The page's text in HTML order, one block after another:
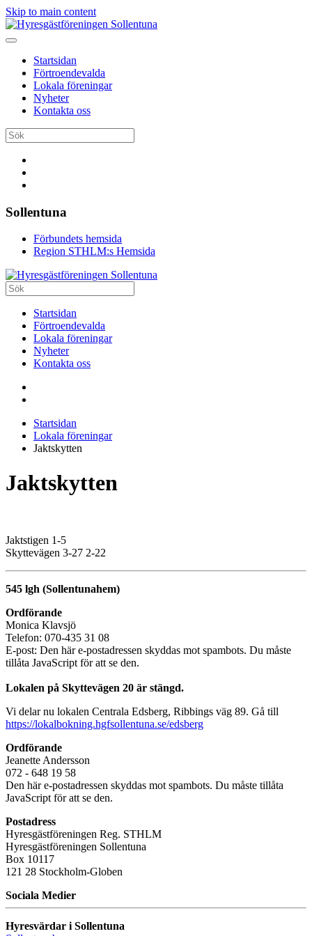
Skip to main content
Startsidan
Förtroendevalda
Lokala föreningar
Nyheter
Kontakta oss
Sollentuna
Förbundets hemsida
Region STHLM:s Hemsida
Startsidan
Förtroendevalda
Lokala föreningar
Nyheter
Kontakta oss
Startsidan
Lokala föreningar
Jaktskytten
Jaktskytten
Jaktstigen 1-5
Skyttevägen 3-27 2-22
545 lgh (Sollentunahem)
Ordförande
Monica Klavsjö
Telefon: 070-435 31 08
E-post: Den här e-postadressen skyddas mot spambots. Du måste
tillåta JavaScript för att se den.
Lokalen på Skyttevägen 20 är stängd.
Vi delar nu lokalen Centrala Edsberg, Ribbings väg 89. Gå till
https://lokalbokning.hgfsollentuna.se/edsberg
Ordförande
Jeanette Andersson
072 - 648 19 58
Den här e-postadressen skyddas mot spambots. Du måste tillåta
JavaScript för att se den.
Postadress
Hyresgästföreningen Reg. STHLM
Hyresgästföreningen Sollentuna
Box 10117
121 28 Stockholm-Globen
Sociala Medier
Hyresvärdar i Sollentuna